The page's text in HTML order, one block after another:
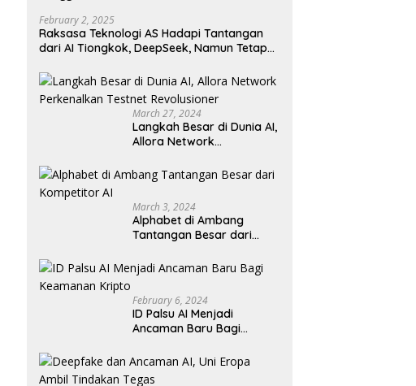
February 2, 2025
Raksasa Teknologi AS Hadapi Tantangan
dari AI Tiongkok, DeepSeek, Namun Tetap
March 27, 2024
Langkah Besar di Dunia AI,
Allora Network
Revolusioner
March 3, 2024
Alphabet di Ambang
Tantangan Besar dari
February 6, 2024
ID Palsu AI Menjadi
Ancaman Baru Bagi